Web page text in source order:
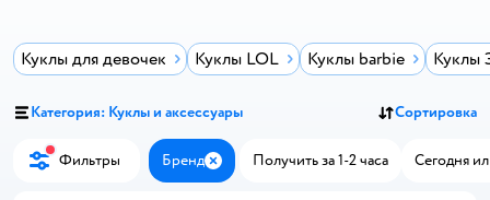
Куклы для девочек Куклы LOL Куклы barbie Куклы
Категория: Куклы и аксессуары Сортировка
Фильтры Бренд ЗакрытьПолучить за 1-2 часа Сегодня